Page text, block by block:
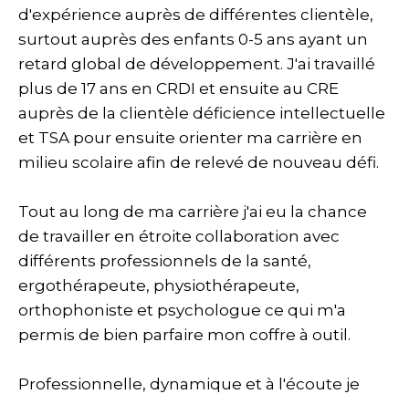
d'expérience auprès de différentes clientèle,
surtout auprès des enfants 0-5 ans ayant un
retard global de développement. J'ai travaillé
plus de 17 ans en CRDI et ensuite au CRE
auprès de la clientèle déficience intellectuelle
et TSA pour ensuite orienter ma carrière en
milieu scolaire afin de relevé de nouveau défi.
Tout au long de ma carrière j'ai eu la chance
de travailler en étroite collaboration avec
différents professionnels de la santé,
ergothérapeute, physiothérapeute,
orthophoniste et psychologue ce qui m'a
permis de bien parfaire mon coffre à outil.
Professionnelle, dynamique et à l'écoute je